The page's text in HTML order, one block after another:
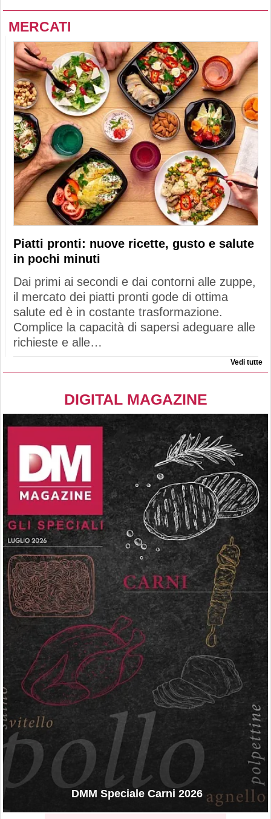
MERCATI
Piatti pronti: nuove ricette, gusto e salute
in pochi minuti
Dai primi ai secondi e dai contorni alle zuppe,
il mercato dei piatti pronti gode di ottima
salute ed è in costante trasformazione.
Complice la capacità di sapersi adeguare alle
richieste e alle…
Vedi tutte
DIGITAL MAGAZINE
DMM Speciale Carni 2026